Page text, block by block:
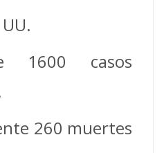
1600 casos
260 muertes